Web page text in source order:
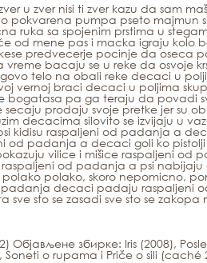
u zver nisi ti zver kazu da sam
pokvarena pumpa pseto majmun
ruka sa spojenim prstima u
od mene pas i macka igraju kolo
predvecerje pocinje da oseca
vreme bacaju se u reke da osvoje
telo na obali reke decaci u
vernoj braci decaci u poljima
bogatasa pa ga teraju da povadi
prodaju svoje pretke jer su
decacima silovito se izvijaju u
kidisu raspaljeni od padanja a
od padanja a decaci goli ko
vilice i mišice raspaljeni od
od padanja a psi
polako, skoro nepomicno,
padanja decaci padaju raspaljeni
sve sto se zasadi sve sto se
Објављене збирке: Iris(2008),
Soneti o rupamai Priče o sili (caché